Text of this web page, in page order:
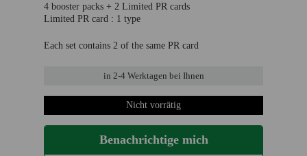
15,99 €6,99 €.
4 booster packs + 2 Limited PR cards
Limited PR card : 1 type
Each set contains 2 of the same PR card
in 2-4 Werktagen bei Ihnen
Nicht vorrätig
Benachrichtige mich